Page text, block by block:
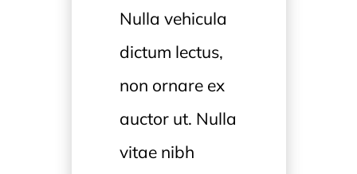
Nulla vehicula
dictum lectus,
non ornare ex
auctor ut. Nulla
vitae nibh